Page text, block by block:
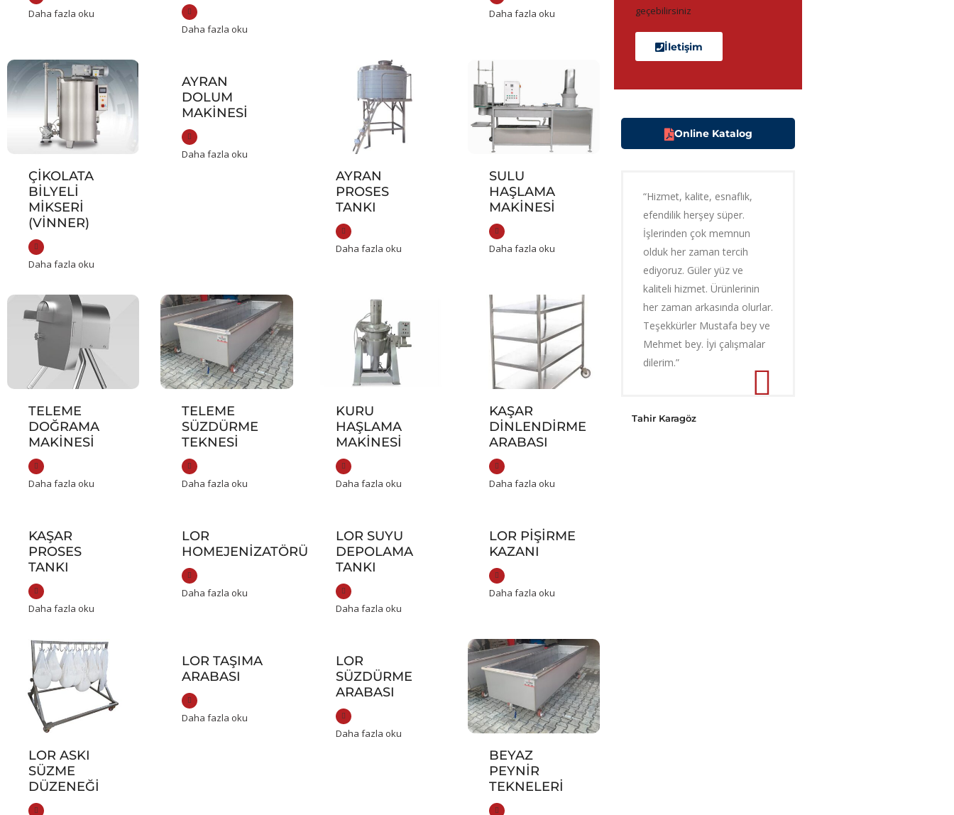
Daha fazla oku
Daha fazla oku
Daha fazla oku
ÇIKOLATA
BILYELI
MIKSERI
(VİNNER)
Daha fazla oku
AYRAN
DOLUM
MAKINESI
Daha fazla oku
AYRAN
PROSES
TANKI
Daha fazla oku
SULU
HAŞLAMA
MAKINESI
Daha fazla oku
TELEME
DOĞRAMA
MAKINESI
Daha fazla oku
TELEME
SÜZDÜRME
TEKNESI
Daha fazla oku
KURU
HAŞLAMA
MAKINESI
Daha fazla oku
KAŞAR
DINLENDIRME
ARABASI
Daha fazla oku
KAŞAR
PROSES
TANKI
Daha fazla oku
LOR
HOMEJENIZATÖRÜ
Daha fazla oku
LOR SUYU
DEPOLAMA
TANKI
Daha fazla oku
LOR PIŞIRME
KAZANI
Daha fazla oku
LOR ASKI
SÜZME
DÜZENEĞI
LOR TAŞIMA
ARABASI
Daha fazla oku
LOR
SÜZDÜRME
ARABASI
Daha fazla oku
BEYAZ
PEYNIR
TEKNELERI
geçebilirsiniz
İletişim
Online Katalog
“Hizmet, kalite, esnaflık,
efendilik herşey süper.
İşlerinden çok memnun
olduk her zaman tercih
ediyoruz. Güler yüz ve
kaliteli hizmet. Ürünlerinin
her zaman arkasında olurlar.
Teşekkürler Mustafa bey ve
Mehmet bey. İyi çalışmalar
dilerim.”
Tahir Karagöz